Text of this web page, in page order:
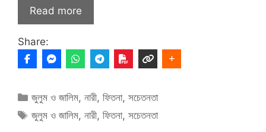
Read more
Share:
Categories
জুলুম ও জালিম,নারী,ফিতনা,সচেতনতা
Tags
জুলুম ও জালিম,নারী,ফিতনা,সচেতনতা